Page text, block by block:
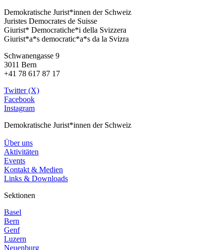
Demokratische Jurist*innen der Schweiz
Juristes Democrates de Suisse
Giurist* Democratiche*i della Svizzera
Giurist*a*s democratic*a*s da la Svizra
Schwanengasse 9
3011 Bern
+41 78 617 87 17
Twitter (X)
Facebook
Instagram
Demokratische Jurist*innen der Schweiz
Über uns
Aktivitäten
Events
Kontakt & Medien
Links & Downloads
Sektionen
Basel
Bern
Genf
Luzern
Neuenburg